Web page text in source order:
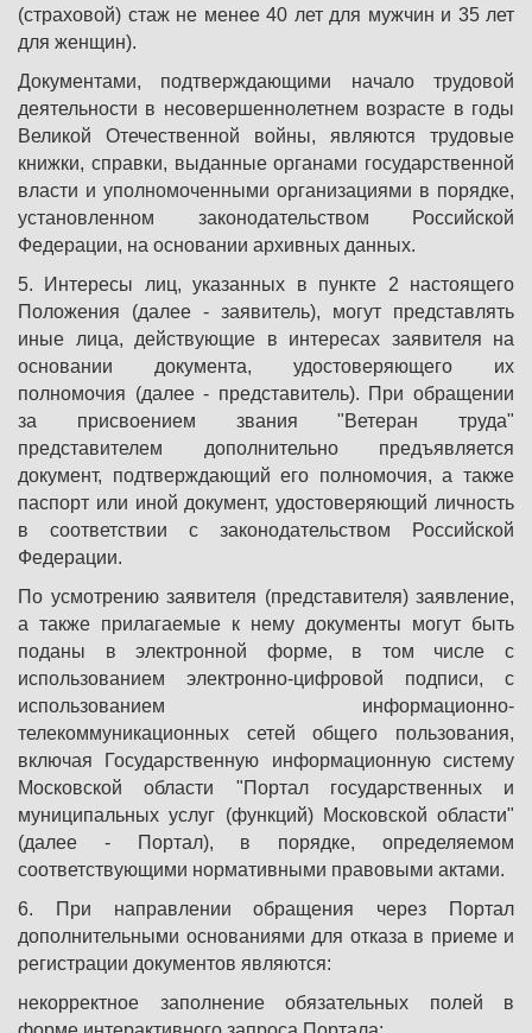
(страховой) стаж не менее 40 лет для мужчин и 35 лет
для женщин).
Документами, подтверждающими начало трудовой
деятельности в несовершеннолетнем возрасте в годы
Великой Отечественной войны, являются трудовые
книжки, справки, выданные органами государственной
власти и уполномоченными организациями в порядке,
установленном законодательством Российской
Федерации, на основании архивных данных.
5. Интересы лиц, указанных в пункте 2 настоящего
Положения (далее - заявитель), могут представлять
иные лица, действующие в интересах заявителя на
основании документа, удостоверяющего их
полномочия (далее - представитель). При обращении
за присвоением звания "Ветеран труда"
представителем дополнительно предъявляется
документ, подтверждающий его полномочия, а также
паспорт или иной документ, удостоверяющий личность
в соответствии с законодательством Российской
Федерации.
По усмотрению заявителя (представителя) заявление,
а также прилагаемые к нему документы могут быть
поданы в электронной форме, в том числе с
использованием электронно-цифровой подписи, с
использованием информационно-
телекоммуникационных сетей общего пользования,
включая Государственную информационную систему
Московской области "Портал государственных и
муниципальных услуг (функций) Московской области"
(далее - Портал), в порядке, определяемом
соответствующими нормативными правовыми актами.
6. При направлении обращения через Портал
дополнительными основаниями для отказа в приеме и
регистрации документов являются:
некорректное заполнение обязательных полей в